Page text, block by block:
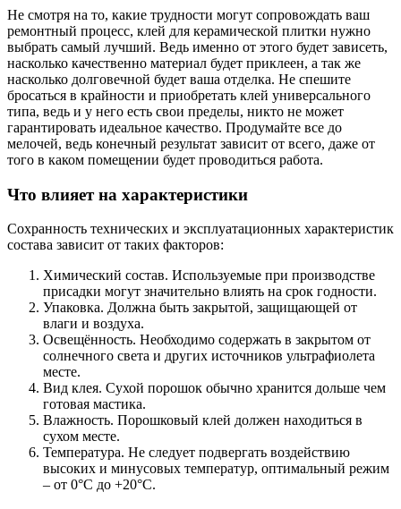
Не смотря на то, какие трудности могут сопровождать ваш
ремонтный процесс, клей для керамической плитки нужно
выбрать самый лучший. Ведь именно от этого будет зависеть,
насколько качественно материал будет приклеен, а так же
насколько долговечной будет ваша отделка. Не спешите
бросаться в крайности и приобретать клей универсального
типа, ведь и у него есть свои пределы, никто не может
гарантировать идеальное качество. Продумайте все до
мелочей, ведь конечный результат зависит от всего, даже от
того в каком помещении будет проводиться работа.
Что влияет на характеристики
Сохранность технических и эксплуатационных характеристик
состава зависит от таких факторов:
Химический состав. Используемые при производстве
присадки могут значительно влиять на срок годности.
Упаковка. Должна быть закрытой, защищающей от
влаги и воздуха.
Освещённость. Необходимо содержать в закрытом от
солнечного света и других источников ультрафиолета
месте.
Вид клея. Сухой порошок обычно хранится дольше чем
готовая мастика.
Влажность. Порошковый клей должен находиться в
сухом месте.
Температура. Не следует подвергать воздействию
высоких и минусовых температур, оптимальный режим
– от 0°С до +20°С.